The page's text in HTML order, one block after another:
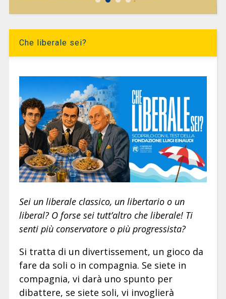
Che liberale sei?
Sei un liberale classico, un libertario o un
liberal? O forse sei tutt’altro che liberale! Ti
senti più conservatore o più progressista?
Si tratta di un divertissement, un gioco da
fare da soli o in compagnia. Se siete in
compagnia, vi darà uno spunto per
dibattere, se siete soli, vi invoglierà